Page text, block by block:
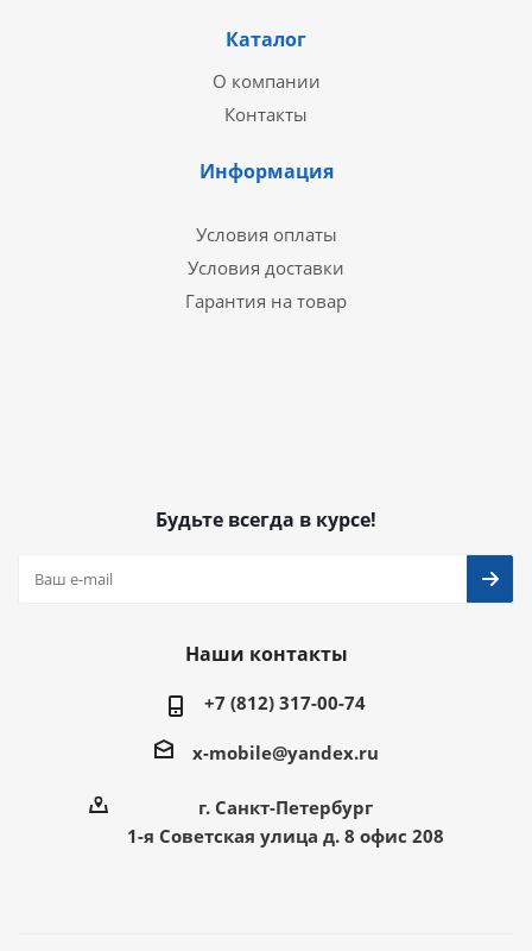
Каталог
О компании
Контакты
Информация
Условия оплаты
Условия доставки
Гарантия на товар
Будьте всегда в курсе!
Наши контакты
+7 (812) 317-00-74
x-mobile@yandex.ru
г. Санкт-Петербург
1-я Советская улица д. 8 офис 208